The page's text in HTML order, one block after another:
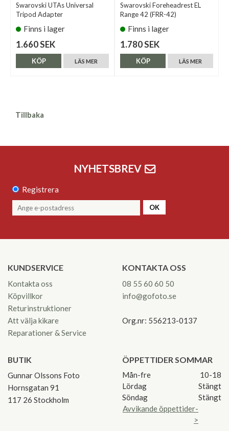
Swarovski UTAs Universal
Tripod Adapter
Finns i lager
1.660 SEK
LÄS MER
KÖP
Swarovski Foreheadrest EL
Range 42 (FRR-42)
Finns i lager
1.780 SEK
LÄS MER
KÖP
Tillbaka
NYHETSBREV
Registrera
OK
KUNDSERVICE
Kontakta oss
Köpvillkor
Returinstruktioner
Att välja kikare
Reparationer & Service
KONTAKTA OSS
08 55 60 60 50
info@gofoto.se
Org.nr: 556213-0137
BUTIK
Gunnar Olssons Foto
Hornsgatan 91
117 26 Stockholm
ÖPPETTIDER SOMMAR
Mån-fre
10-18
Lördag
Stängt
Söndag
Stängt
Avvikande öppettider-
>